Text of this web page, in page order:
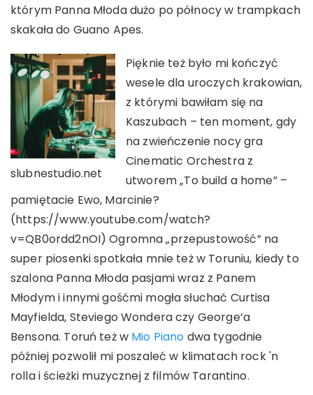
którym Panna Młoda dużo po północy w trampkach
skakała do Guano Apes.
slubnestudio.net
Pięknie też było mi kończyć
wesele dla uroczych krakowian,
z którymi bawiłam się na
Kaszubach – ten moment, gdy
na zwieńczenie nocy gra
Cinematic Orchestra z
utworem „To build a home” –
pamiętacie Ewo, Marcinie?
(https://www.youtube.com/watch?
v=QB0ordd2nOI) Ogromna „przepustowość” na
super piosenki spotkała mnie też w Toruniu, kiedy to
szalona Panna Młoda pasjami wraz z Panem
Młodym i innymi gośćmi mogła słuchać Curtisa
Mayfielda, Steviego Wondera czy George’a
Bensona. Toruń też w Mio Piano dwa tygodnie
później pozwolił mi poszaleć w klimatach rock 'n
rolla i ścieżki muzycznej z filmów Tarantino.